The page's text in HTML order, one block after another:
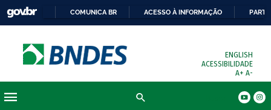
COMUNICA BR ACESSO À INFORMAÇÃO
ENGLISH
ACESSIBILIDADE
A+ A-